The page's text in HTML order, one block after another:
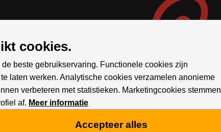
cookies.
beste gebruikservaring. Functionele cookies zijn
laten werken. Analytische cookies verzamelen anonieme
verbeteren met statistieken. Marketingcookies stemmen
af. Meer informatie
Accepteer alles